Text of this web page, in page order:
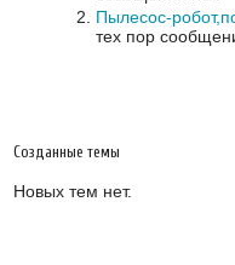
Пылесос-
тех пор
Созданные темы
Новых тем нет.